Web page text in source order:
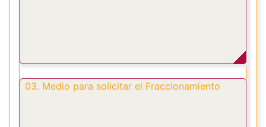
03. Medio para solicitar el Fraccionamiento